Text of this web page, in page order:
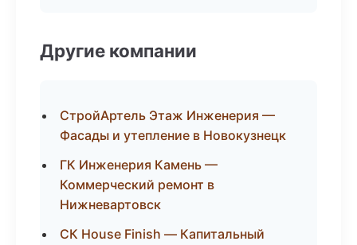
Другие компании
СтройАртель Этаж Инженерия —
Фасады и утепление в Новокузнецк
ГК Инженерия Камень —
Коммерческий ремонт в
Нижневартовск
СК House Finish — Капитальный